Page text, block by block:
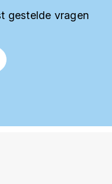
gestelde vragen